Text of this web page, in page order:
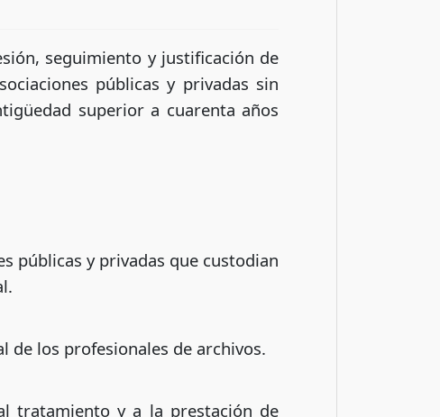
seguimiento y justificación de
públicas y privadas sin
superior a cuarenta años
públicas y privadas que custodian
los profesionales de archivos.
tratamiento y a la prestación de